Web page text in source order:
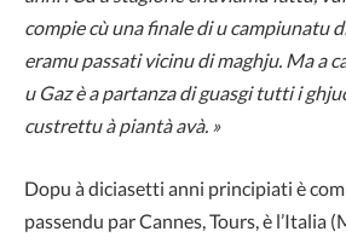
compie cù una finale di u campiunatu
eramu passati vicinu di maghju. Ma a
u Gaz è a partanza di guasgi tutti i
custrettu à piantà avà. »
Dopu à diciasetti anni principiati è
passendu par Cannes, Tours, è l’Italia